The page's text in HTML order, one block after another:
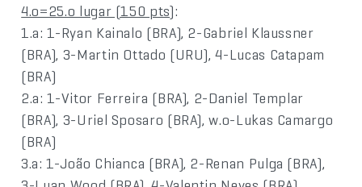
4.o=25.o lugar (150 pts):
1.a: 1-Ryan Kainalo (BRA), 2-Gabriel Klaussner
(BRA), 3-Martin Ottado (URU), 4-Lucas Catapam
(BRA)
2.a: 1-Vitor Ferreira (BRA), 2-Daniel Templar
(BRA), 3-Uriel Sposaro (BRA), w.o-Lukas Camargo
(BRA)
3.a: 1-João Chianca (BRA), 2-Renan Pulga (BRA),